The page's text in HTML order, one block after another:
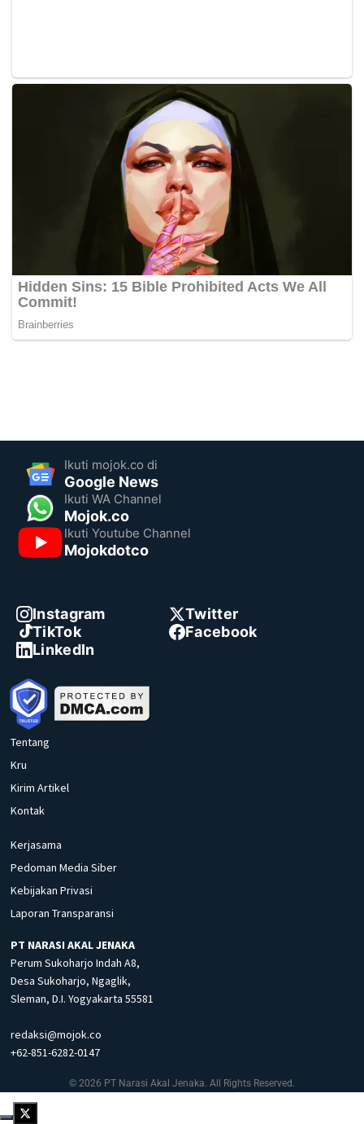
Ikuti mojok.co di
Google News
Ikuti WA Channel
Mojok.co
Ikuti Youtube Channel
Mojokdotco
Instagram
Twitter
TikTok
Facebook
LinkedIn
Tentang
Kru
Kirim Artikel
Kontak
Kerjasama
Pedoman Media Siber
Kebijakan Privasi
Laporan Transparansi
PT NARASI AKAL JENAKA
Perum Sukoharjo Indah A8,
Desa Sukoharjo, Ngaglik,
Sleman, D.I. Yogyakarta 55581
redaksi@mojok.co
+62-851-6282-0147
© 2026 PT Narasi Akal Jenaka. All Rights Reserved.